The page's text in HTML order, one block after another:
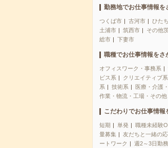
勤務地でお仕事情報を
つくば市 古河市 ひた
土浦市
筑西市 その他
総市
下妻市
職種でお仕事情報をさ
オフィスワーク・事務系
ビス系
クリエイティブ系
系
技術系 医療・介護
作業・物流・工場・その他
こだわりでお仕事情報
短期 単発 職種未経験
量募集
友だちと一緒の
ートワーク
週2～3日勤務